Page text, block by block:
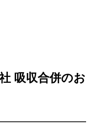
吸収合併のお